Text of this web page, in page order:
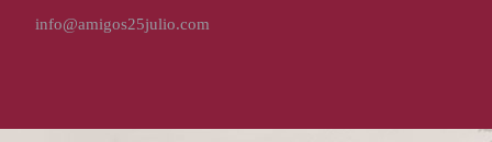
info@amigos25julio.com